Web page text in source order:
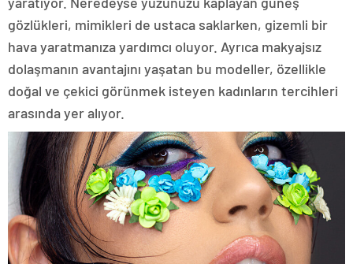
gözlükleri, mimikleri de ustaca saklarken, gizemli bir
hava yaratmanıza yardımcı oluyor. Ayrıca makyajsız
dolaşmanın avantajını yaşatan bu modeller, özellikle
doğal ve çekici görünmek isteyen kadınların tercihleri
arasında yer alıyor.